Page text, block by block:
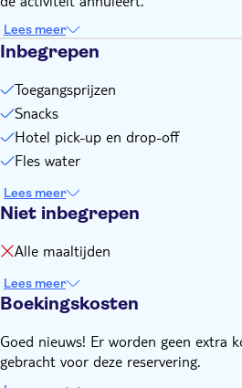
Lees meer
Inbegrepen
Toegangsprijzen
Snacks
Hotel pick-up en drop-off
Fles water
Lees meer
Niet inbegrepen
Alle maaltijden
Lees meer
Boekingskosten
Goed nieuws! Er worden geen extra
gebracht voor deze reservering.